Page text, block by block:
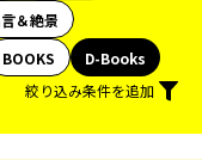
＆絶景
BOOKS
D-Books
絞り込み条件を追加